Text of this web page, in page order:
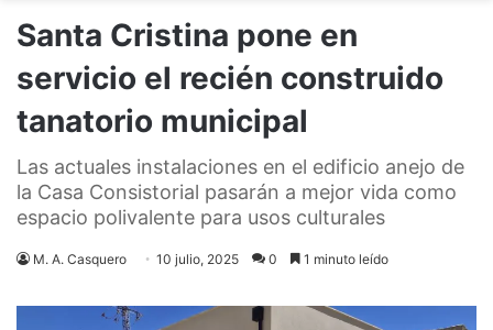
Santa Cristina pone en
servicio el recién construido
tanatorio municipal
Las actuales instalaciones en el edificio anejo de
la Casa Consistorial pasarán a mejor vida como
espacio polivalente para usos culturales
M. A. Casquero 10 julio, 2025 0 1 minuto leído